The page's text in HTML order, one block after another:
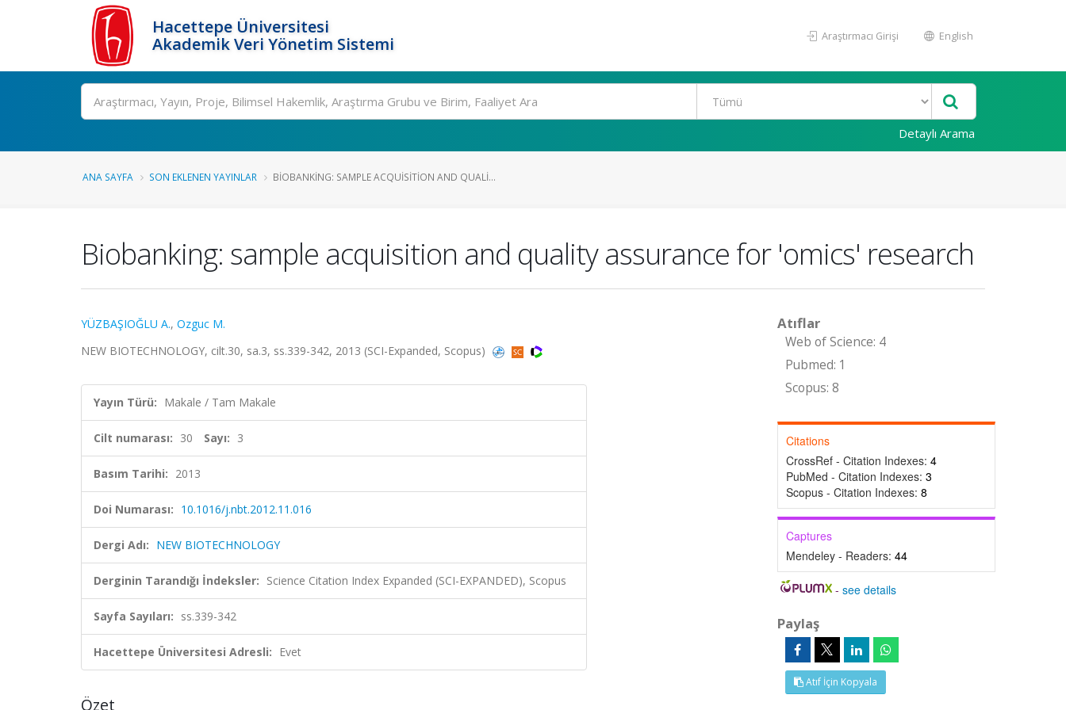
Hacettepe Üniversitesi
Akademik Veri Yönetim Sistemi
Araştırmacı Girişi English
Ara
Detaylı Arama
ANA SAYFA SON EKLENEN YAYINLAR BIOBANKING: SAMPLE ACQUISITION AND QUALI...
Biobanking: sample acquisition and quality assurance for 'omics' research
YÜZBAŞIOĞLU A., Ozguc M.
NEW BIOTECHNOLOGY, cilt.30, sa.3, ss.339-342, 2013 (SCI-Expanded, Scopus)
Yayın Türü: Makale / Tam Makale
Cilt numarası: 30 Sayı: 3
Basım Tarihi: 2013
Doi Numarası: 10.1016/j.nbt.2012.11.016
Dergi Adı: NEW BIOTECHNOLOGY
Derginin Tarandığı İndeksler: Science Citation Index Expanded (SCI-EXPANDED), Scopus
Sayfa Sayıları: ss.339-342
Hacettepe Üniversitesi Adresli: Evet
Özet
Atıflar
Web of Science: 4
Pubmed: 1
Scopus: 8
Citations
CrossRef - Citation Indexes: 4
PubMed - Citation Indexes: 3
Scopus - Citation Indexes: 8
Captures
Mendeley - Readers: 44
-see details
Paylaş
Atıf İçin Kopyala